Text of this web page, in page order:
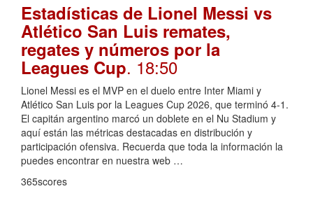
Estadísticas de Lionel Messi vs
Atlético San Luis remates,
regates y números por la
Leagues Cup. 18:50
Lionel Messi es el MVP en el duelo entre Inter Miami y
Atlético San Luis por la Leagues Cup 2026, que terminó 4-1.
El capitán argentino marcó un doblete en el Nu Stadium y
aquí están las métricas destacadas en distribución y
participación ofensiva. Recuerda que toda la información la
puedes encontrar en nuestra web …
365scores